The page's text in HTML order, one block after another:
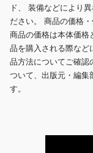
ド、 装備などにより
ださい。 商品の価格
商品の価格は本体価格
品を購入される際など
品方法についてご確認
ついて、出版元・編集
す。